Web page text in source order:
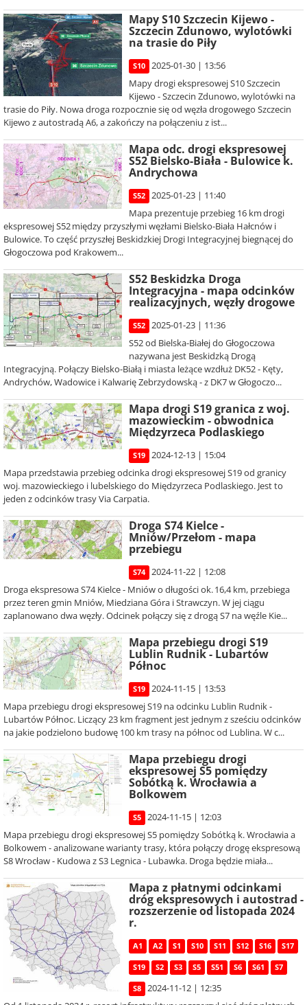
Mapy S10 Szczecin Kijewo -
Szczecin Zdunowo, wylotówki
na trasie do Piły
S10
2025-01-30 | 13:56
Mapy drogi ekspresowej S10 Szczecin
Kijewo - Szczecin Zdunowo, wylotówki na
trasie do Piły. Nowa droga rozpocznie się od węzła drogowego Szczecin
Kijewo z autostradą A6, a zakończy na połączeniu z ist...
Mapa odc. drogi ekspresowej
S52 Bielsko-Biała - Bulowice k.
Andrychowa
S52
2025-01-23 | 11:40
Mapa prezentuje przebieg 16 km drogi
ekspresowej S52 między przyszłymi węzłami Bielsko-Biała Hałcnów i
Bulowice. To część przyszłej Beskidzkiej Drogi Integracyjnej biegnącej do
Głogoczowa pod Krakowem...
S52 Beskidzka Droga
Integracyjna - mapa odcinków
realizacyjnych, węzły drogowe
S52
2025-01-23 | 11:36
S52 od Bielska-Białej do Głogoczowa
nazywana jest Beskidzką Drogą
Integracyjną. Połączy Bielsko-Białą i miasta leżące wzdłuż DK52 - Kęty,
Andrychów, Wadowice i Kalwarię Zebrzydowską - z DK7 w Głogoczo...
Mapa drogi S19 granica z woj.
mazowieckim - obwodnica
Międzyrzeca Podlaskiego
S19
2024-12-13 | 15:04
Mapa przedstawia przebieg odcinka drogi ekspresowej S19 od granicy
woj. mazowieckiego i lubelskiego do Międzyrzeca Podlaskiego. Jest to
jeden z odcinków trasy Via Carpatia.
Droga S74 Kielce -
Mniów/Przełom - mapa
przebiegu
S74
2024-11-22 | 12:08
Droga ekspresowa S74 Kielce - Mniów o długości ok. 16,4 km, przebiega
przez teren gmin Mniów, Miedziana Góra i Strawczyn. W jej ciągu
zaplanowano dwa węzły. Odcinek połączy się z drogą S7 na węźle Kie...
Mapa przebiegu drogi S19
Lublin Rudnik - Lubartów
Północ
S19
2024-11-15 | 13:53
Mapa przebiegu drogi ekspresowej S19 na odcinku Lublin Rudnik -
Lubartów Północ. Liczący 23 km fragment jest jednym z sześciu odcinków
na jakie podzielono budowę 100 km trasy na północ od Lublina. W c...
Mapa przebiegu drogi
ekspresowej S5 pomiędzy
Sobótką k. Wrocławia a
Bolkowem
S5
2024-11-15 | 12:03
Mapa przebiegu drogi ekspresowej S5 pomiędzy Sobótką k. Wrocławia a
Bolkowem - analizowane warianty trasy, która połączy drogę ekspresową
S8 Wrocław - Kudowa z S3 Legnica - Lubawka. Droga będzie miała...
Mapa z płatnymi odcinkami
dróg ekspresowych i autostrad -
rozszerzenie od listopada 2024
r.
A1 A2 S1 S10 S11 S12 S16 S17
S19 S2 S3 S5 S51 S6 S61 S7
S8
2024-11-12 | 12:35